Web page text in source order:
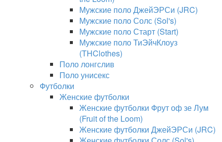
Мужские поло ДжейЭРСи (JRC)
Мужские поло Солс (Sol's)
Мужские поло Старт (Start)
Мужские поло ТиЭйчКлоуз
(THClothes)
Поло лонгслив
Поло унисекс
Футболки
Женские футболки
Женские футболки Фрут оф зе Лум
(Fruit of the Loom)
Женские футболки ДжейЭРСи (JRC)